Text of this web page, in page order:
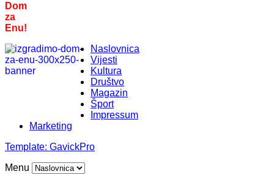
Dom
za
Enu!
Naslovnica
Vijesti
Kultura
Društvo
Magazin
Šport
Impressum
Marketing
Template: GavickPro
Menu